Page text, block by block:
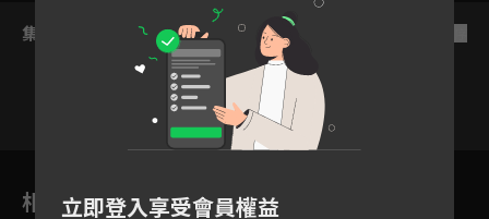
集數列表
相關花絮
立即登入享受會員權益